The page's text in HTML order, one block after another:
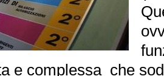
e complessa che